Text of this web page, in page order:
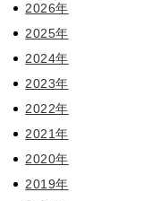
2026年
2025年
2024年
2023年
2022年
2021年
2020年
2019年